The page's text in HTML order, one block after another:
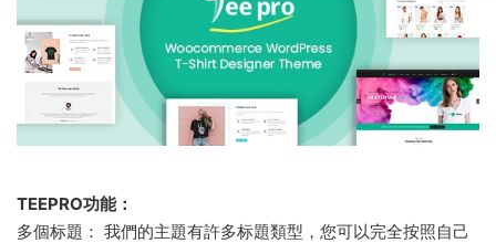
TEEPRO功能：
多個标題： 我們的主題有許多标題類型，您可以完全按照自己